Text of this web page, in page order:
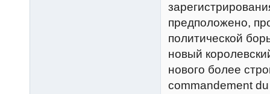
предположено,
политической
новый
нового более
commandement